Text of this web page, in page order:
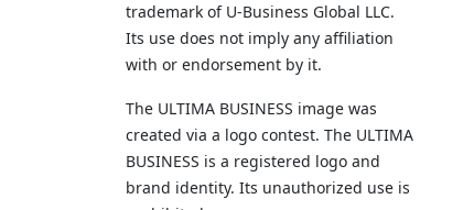
trademark of U‑Business Global LLC.
Its use does not imply any affiliation
with or endorsement by it.
The ULTIMA BUSINESS image was
created via a logo contest. The ULTIMA
BUSINESS is a registered logo and
brand identity. Its unauthorized use is